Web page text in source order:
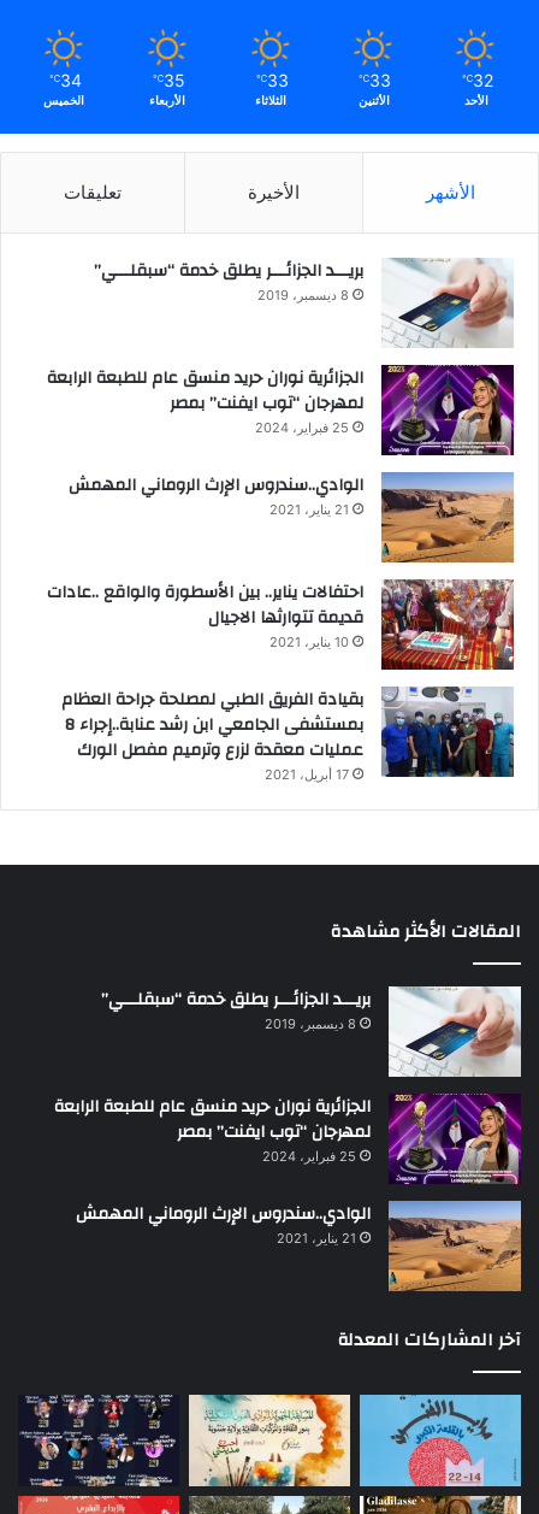
32
℃
الأحد
33
℃
الأثنين
33
℃
الثلاثاء
35
℃
الأربعاء
34
℃
الخميس
الأشهر الأخيرة تعليقات
بريـــد الجزائـــر يطلق خدمة “سبقلـــي”
8 ديسمبر، 2019
الجزائرية نوران حريد منسق عام للطبعة الرابعة
لمهرجان “توب ايفنت” بمصر
25 فبراير، 2024
الوادي..سندروس الإرث الروماني المهمش
21 يناير، 2021
احتفالات يناير.. بين الأسطورة والواقع ..عادات
قديمة تتوارثها الاجيال
10 يناير، 2021
بقيادة الفريق الطبي لمصلحة جراحة العظام
بمستشفى الجامعي ابن رشد عنابة..إجراء 8
عمليات معقدة لزرع وترميم مفصل الورك
17 أبريل، 2021
المقالات الأكثر مشاهدة
بريـــد الجزائـــر يطلق خدمة “سبقلـــي”
8 ديسمبر، 2019
الجزائرية نوران حريد منسق عام للطبعة الرابعة
لمهرجان “توب ايفنت” بمصر
25 فبراير، 2024
الوادي..سندروس الإرث الروماني المهمش
21 يناير، 2021
آخر المشاركات المعدلة